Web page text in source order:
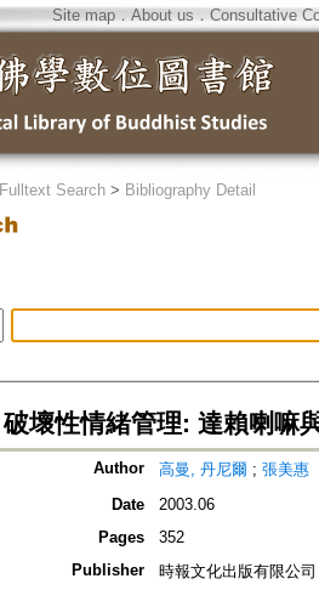
Site map．About us ． Consultative
Fulltext Search > Bibliography Detail
破壞性情緒管理: 達賴喇嘛
Author 高曼, 丹尼爾 ; 張美惠
Date
2003.06
Pages
352
Publisher
時報文化出版有限公司